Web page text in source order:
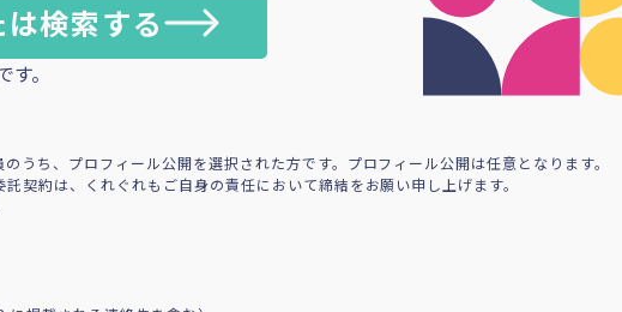
検索する
。
ち、プロフィール公開を選択された方です。プロフィール公開は任意となります。
約は、くれぐれもご自身の責任において締結をお願い申し上げます。